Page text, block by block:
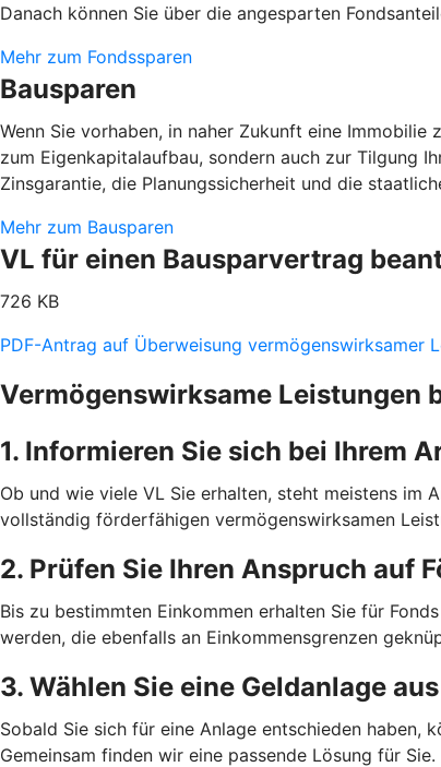
Danach können Sie über die angesparten
Mehr zum Fondssparen
Bausparen
Wenn Sie vorhaben, in naher Zukunft eine
zum Eigenkapitalaufbau, sondern auch zur Tilgung
Zinsgarantie, die Planungssicherheit und die
Mehr zum Bausparen
VL für einen Bausparvertrag
726 KB
PDF-Antrag auf Überweisung vermögenswirksamer
Vermögenswirksame Leistungen
1. Informieren Sie sich bei Ihrem
Ob und wie viele VL Sie erhalten, steht meistens im
vollständig förderfähigen vermögenswirksamen
2. Prüfen Sie Ihren Anspruch auf
Bis zu bestimmten Einkommen erhalten Sie für
werden, die ebenfalls an Einkommensgrenzen
3. Wählen Sie eine Geldanlage aus
Sobald Sie sich für eine Anlage entschieden haben,
Gemeinsam finden wir eine passende Lösung für Sie.